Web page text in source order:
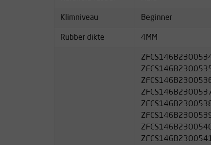
Gewicht: 480 gram
Klimniveau Beginner
Rubber dikte 4MM